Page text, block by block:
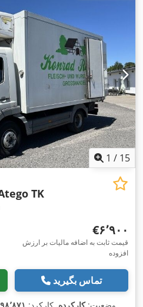
1 / 15
TK
‎€۶٬۹۰۰
قیمت ثابت به اضافه مالیات بر ارزش
افزوده
تماس بگیرید